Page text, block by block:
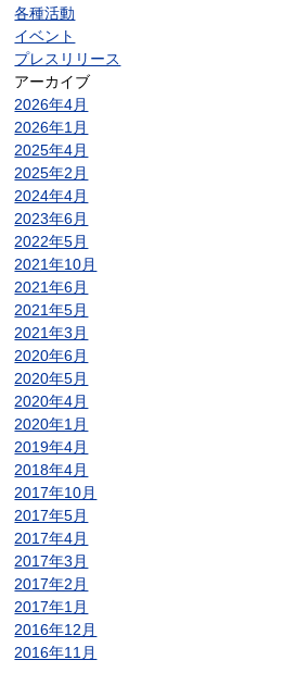
各種活動
イベント
プレスリリース
アーカイブ
2026年4月
2026年1月
2025年4月
2025年2月
2024年4月
2023年6月
2022年5月
2021年10月
2021年6月
2021年5月
2021年3月
2020年6月
2020年5月
2020年4月
2020年1月
2019年4月
2018年4月
2017年10月
2017年5月
2017年4月
2017年3月
2017年2月
2017年1月
2016年12月
2016年11月